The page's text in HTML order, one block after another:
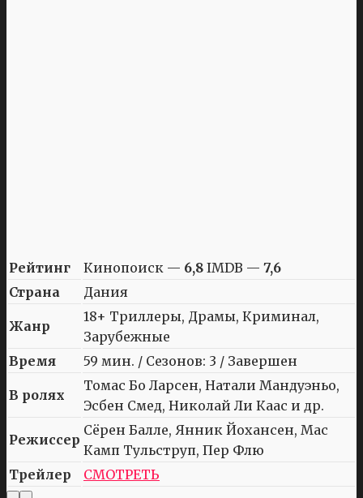
Рейтинг Кинопоиск — 6,8 IMDB — 7,6
Страна
Дания
Жанр
18+ Триллеры, Драмы, Криминал,
Зарубежные
Время
59 мин. / Сезонов: 3 / Завершен
В ролях
Томас Бо Ларсен, Натали Мандуэньо,
Эсбен Смед, Николай Ли Каас и др.
Режиссер
Сёрен Балле, Янник Йохансен, Мас
Камп Тульструп, Пер Флю
Трейлер
СМОТРЕТЬ